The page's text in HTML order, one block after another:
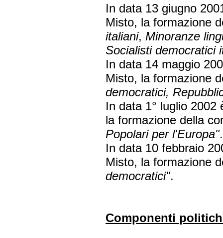
In data 13 giugno
Misto, la formazione
italiani, Minoranze
Socialisti democratici
In data 14 maggio
Misto, la formazione
democratici,
In data 1° luglio
la formazione della
Popolari per l'Europa".
In data 10 febbraio
Misto, la formazione
democratici".
Componenti